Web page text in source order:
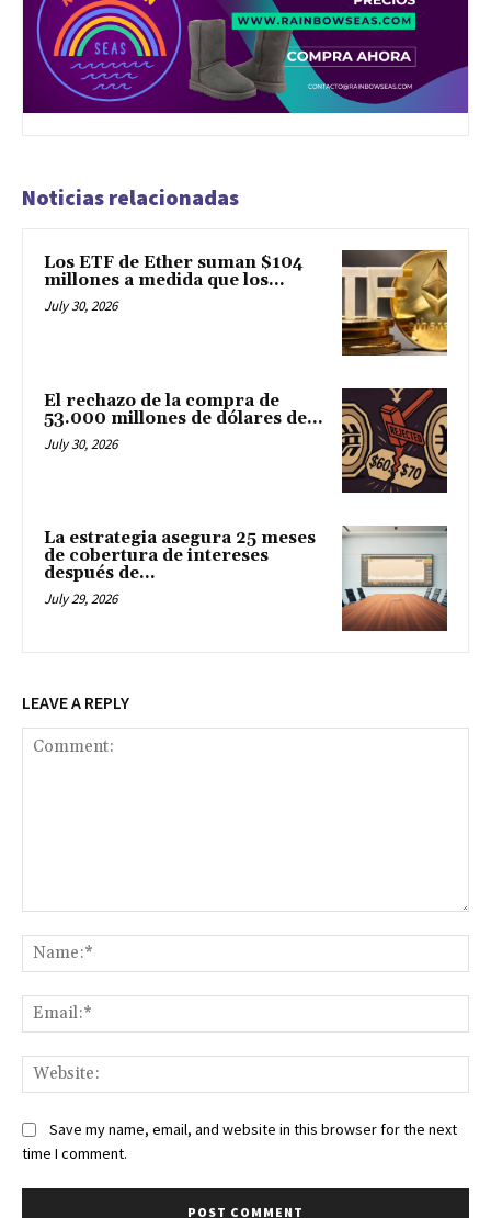
Noticias relacionadas
Los ETF de Ether suman $104
millones a medida que los...
July 30, 2026
El rechazo de la compra de
53.000 millones de dólares de...
July 30, 2026
La estrategia asegura 25 meses
de cobertura de intereses
después de...
July 29, 2026
LEAVE A REPLY
Save my name, email, and website in this browser for the next
time I comment.